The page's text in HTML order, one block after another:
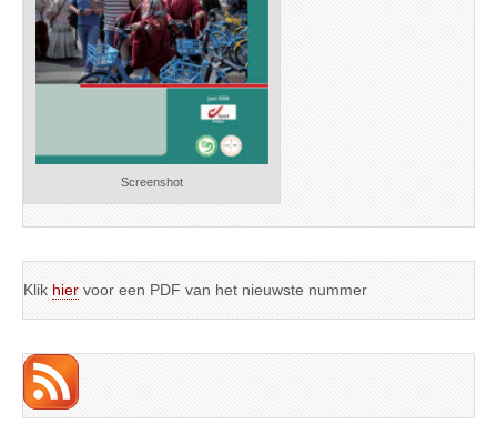
Screenshot
Klik hier voor een PDF van het nieuwste nummer